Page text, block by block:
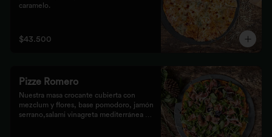
caramelo.
$43.500
Pizze Romero
Nuestra masa crocante cubierta con
mezclum y flores, base pomodoro, jamón
serrano,salami vinagreta mediterránea y